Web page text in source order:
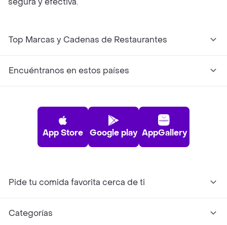
Top Marcas y Cadenas de Restaurantes
Encuéntranos en estos países
App Store Google play AppGallery
Pide tu comida favorita cerca de ti
Categorías